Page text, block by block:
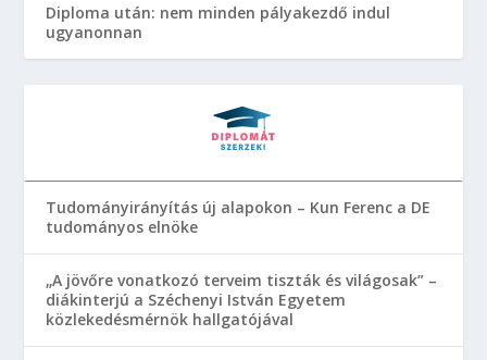
Diploma után: nem minden pályakezdő indul
ugyanonnan
Tudományirányítás új alapokon – Kun Ferenc a DE
tudományos elnöke
„A jövőre vonatkozó terveim tiszták és világosak” –
diákinterjú a Széchenyi István Egyetem
közlekedésmérnök hallgatójával